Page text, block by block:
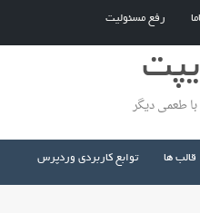
رفع مسئولیت
طعمی دیگر
قالب ها توابع کاربردی وردپرس